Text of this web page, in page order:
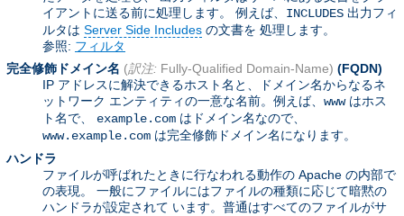
イアントに送る前に処理します。 例えば、 INCLUDES 出力フィ
ルタは Server Side Includes の文書を 処理します。
参照: フィルタ
完全修飾ドメイン名 (訳注: Fully-Qualified Domain-Name) (FQDN)
IP アドレスに解決できるホスト名と、ドメイン名からなるネ
ットワーク エンティティの一意な名前。例えば、 wwwはホス
ト名で、 example.com はドメイン名なので、
www.example.com は完全修飾ドメイン名になります。
ハンドラ
ファイルが呼ばれたときに行なわれる動作の Apache の内部で
の表現。 一般にファイルにはファイルの種類に応じて暗黙の
ハンドラが設定されて います。普通はすべてのファイルがサ